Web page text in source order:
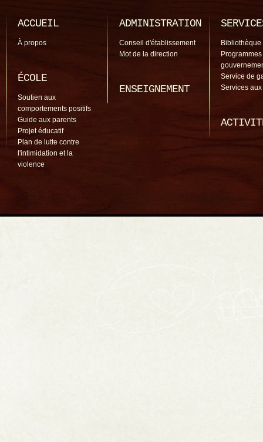
ACCUEIL
À propos
ÉCOLE
Soutien aux
comportements positifs
Guide aux parents
Projet éducatif
Plan de lutte contre
l'intimidation et la
violence
ADMINISTRATION
Conseil d'établissement
Mot de la direction
ENSEIGNEMENT
Bibliothèque
Programmes
Service de
Services